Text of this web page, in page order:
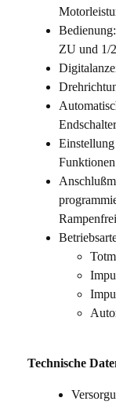
ZU und 1/
Technische